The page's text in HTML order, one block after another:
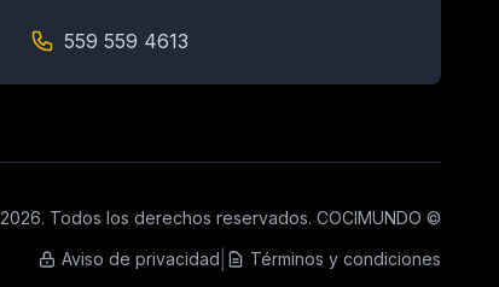
559 559 4613
2026. Todos los derechos reservados. COCIMUNDO ©
Aviso de privacidad
Términos y condiciones